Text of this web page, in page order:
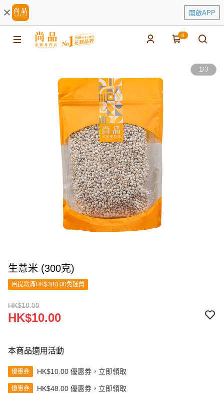
開啟APP
0
1/3
生薏米 (300克)
自提點滿HK$380.00免運費
HK$18.00
HK$10.00
本商品適用活動
優惠券 HK$10.00 優惠券，立即領取
優惠券 HK$48.00 優惠券，立即領取